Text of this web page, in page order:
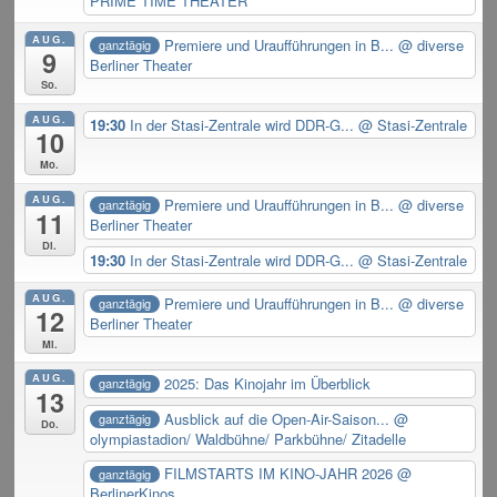
AUG.
9
So.
ganztägig Premiere und Uraufführungen in B... @ diverse
Berliner Theater
AUG.
10
Mo.
19:30 In der Stasi-Zentrale wird DDR-G...@ Stasi-Zentrale
AUG.
11
Di.
ganztägig Premiere und Uraufführungen in B... @ diverse
Berliner Theater
19:30 In der Stasi-Zentrale wird DDR-G...@ Stasi-Zentrale
AUG.
12
Mi.
ganztägig Premiere und Uraufführungen in B... @ diverse
Berliner Theater
AUG.
13
Do.
ganztägig 2025: Das Kinojahr im Überblick
ganztägig Ausblick auf die Open-Air-Saison... @
olympiastadion/ Waldbühne/ Parkbühne/ Zitadelle
ganztägig FILMSTARTS IM KINO-JAHR 2026 @